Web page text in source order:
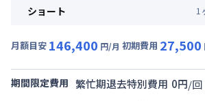
その他費用 :
月額賃料目安(30日利用)
光熱費他 : 24,000円/月 (800円/日) (税抜)
その他費用 :
ショート 1
月額目安 146,400 円/月 初期費用 27,500
月額賃料目安(30日利用)
期間限定費用 繁忙期退去特別費用 0円/回